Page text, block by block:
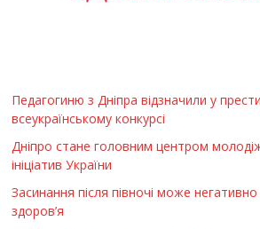
Педагогиню з Дніпра відзначили у
всеукраїнському конкурсі
Дніпро стане головним центром
ініціатив України
Засинання після півночі може
здоров’я